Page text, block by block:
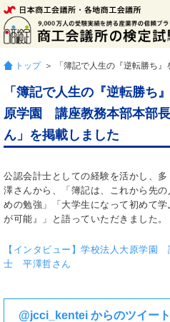
トップ ＞ 「簿記で人生の『逆転勝ち』を目指そう 学校法人大原
「簿記で人生の『逆転勝
原学園 講座教務本部本部
ん」を掲載しました
公認会計士としての経験を活かし、
澤さんから、「簿記は、これから先
めの勉強」「大学生になって初めて
が可能』」と語っていただきました。
【インタビュー】学校法人大原学園
士 平澤哲さん
@jcci_kentei からのツイート